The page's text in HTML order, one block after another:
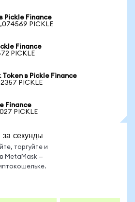
Pickle Finance
PICKLE
Finance
PICKLE
в Pickle Finance
PICKLE
Finance
PICKLE
секунды
торгуйте и
MetaMask —